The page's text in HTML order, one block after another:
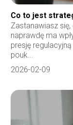
Co to jest
Zastanawiasz
naprawdę ma
presję
pouk...
2026-02-09